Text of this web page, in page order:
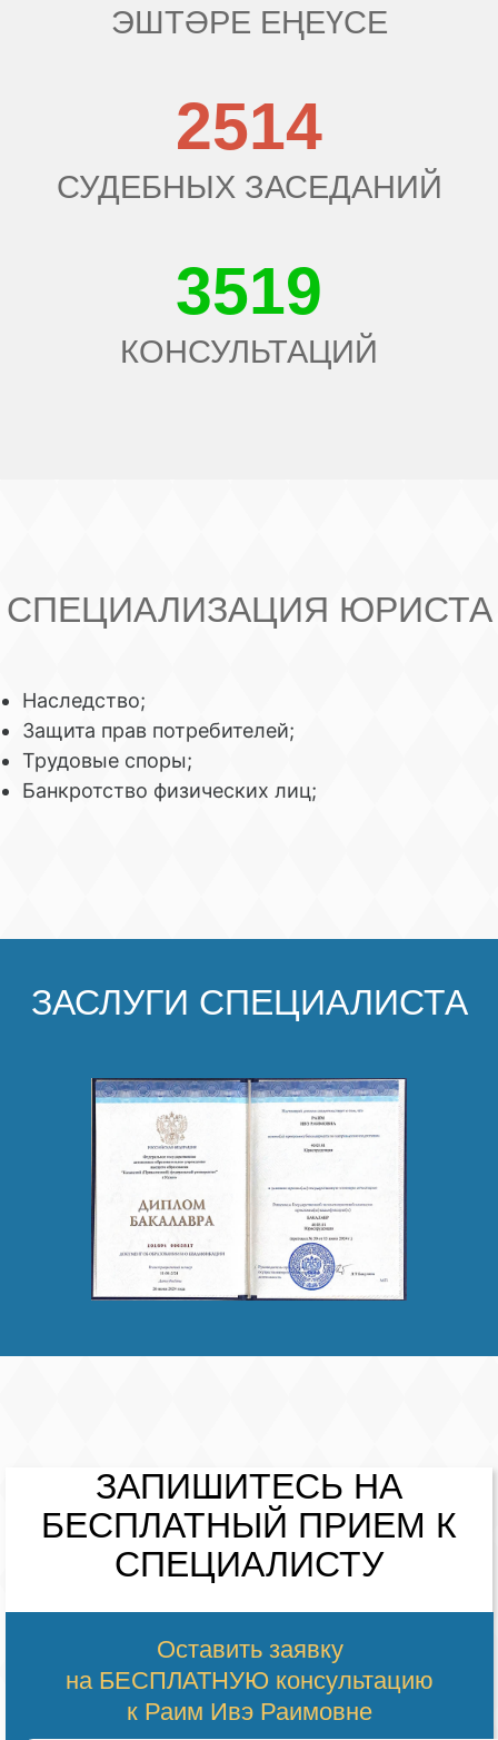
ЭШТӘРЕ ЕҢЕҮСЕ
2514
СУДЕБНЫХ ЗАСЕДАНИЙ
3519
КОНСУЛЬТАЦИЙ
СПЕЦИАЛИЗАЦИЯ ЮРИСТА
Наследство;
Защита прав потребителей;
Трудовые споры;
Банкротство физических лиц;
ЗАСЛУГИ СПЕЦИАЛИСТА
ЗАПИШИТЕСЬ НА
БЕСПЛАТНЫЙ ПРИЕМ К
СПЕЦИАЛИСТУ
Оставить заявку
на БЕСПЛАТНУЮ консультацию
к Раим Ивэ Раимовне